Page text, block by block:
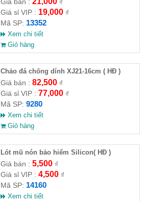
Giá bán :
₫
Giá sỉ VIP : 19,000₫
Mã SP: 13352
Xem chi tiết
Giỏ hàng
Chảo đá chống dính XJ21-16cm ( HĐ )
Giá bán : 82,500₫
Giá sỉ VIP : 77,000₫
Mã SP: 9280
Xem chi tiết
Giỏ hàng
Lót mũ nón bảo hiểm Silicon( HĐ )
Giá bán : 5,500₫
Giá sỉ VIP : 4,500₫
Mã SP: 14160
Xem chi tiết